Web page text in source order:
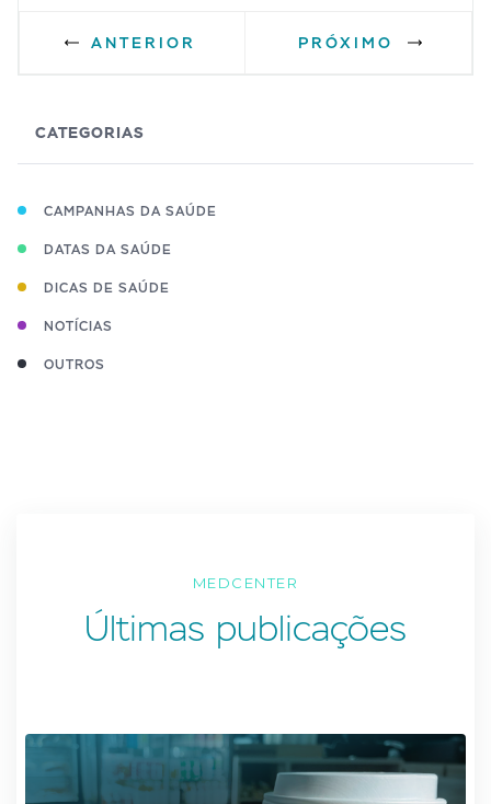
ANTERIOR PRÓXIMO
CATEGORIAS
CAMPANHAS DA SAÚDE
DATAS DA SAÚDE
DICAS DE SAÚDE
NOTÍCIAS
OUTROS
MEDCENTER
Últimas publicações